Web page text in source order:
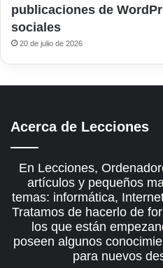
publicaciones de
sociales
20 de julio de 2026
Acerca de Lecciones
En Lecciones,
artículos y pequeños
temas: informática,
Tratamos de hacerlo de
los que están
poseen algunos
para nuevos